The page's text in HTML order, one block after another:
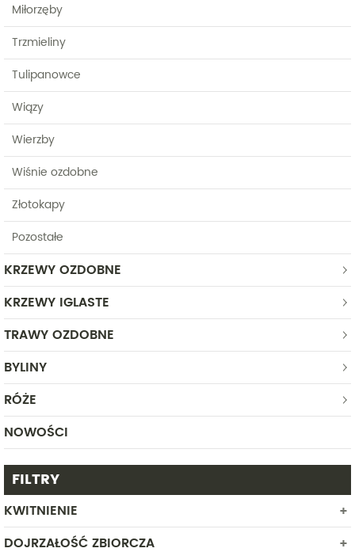
Miłorzęby
Trzmieliny
Tulipanowce
Wiązy
Wierzby
Wiśnie ozdobne
Złotokapy
Pozostałe
KRZEWY OZDOBNE
KRZEWY IGLASTE
TRAWY OZDOBNE
BYLINY
RÓŻE
NOWOŚCI
FILTRY
KWITNIENIE
LUTY
DOJRZAŁOŚĆ ZBIORCZA